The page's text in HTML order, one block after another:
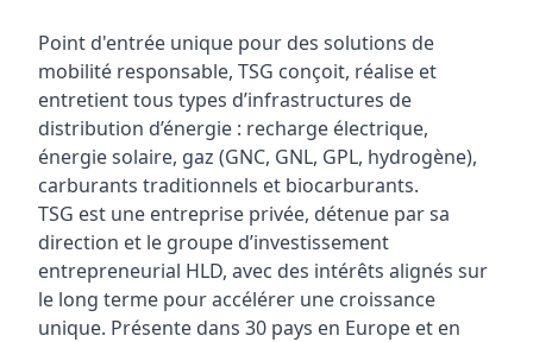
Point d'entrée unique pour des solutions de
mobilité responsable, TSG conçoit, réalise et
entretient tous types d’infrastructures de
distribution d’énergie : recharge électrique,
énergie solaire, gaz (GNC, GNL, GPL, hydrogène),
carburants traditionnels et biocarburants.
TSG est une entreprise privée, détenue par sa
direction et le groupe d’investissement
entrepreneurial HLD, avec des intérêts alignés sur
le long terme pour accélérer une croissance
unique. Présente dans 30 pays en Europe et en